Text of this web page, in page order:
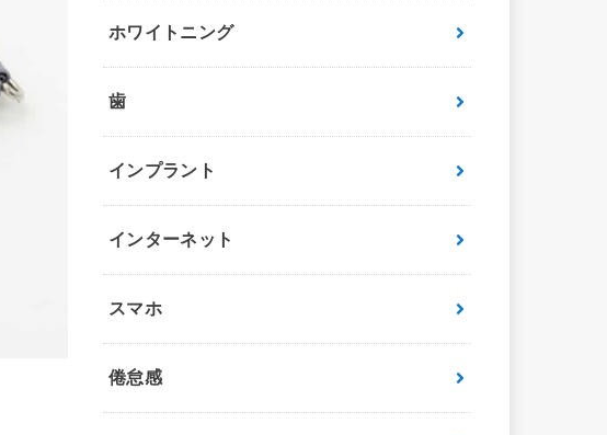
ホワイトニング
歯
インプラント
インターネット
スマホ
倦怠感